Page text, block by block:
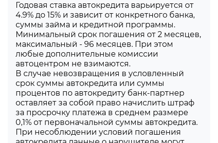
Годовая ставка автокредита варьируется от
4.9% до 15% и зависит от конкретного банка,
суммы займа и кредитной программы.
Минимальный срок погашения от 2 месяцев,
максимальный - 96 месяцев. При этом
любые дополнительные комиссии
автоцентром не взимаются.
В случае невозвращения в условленный
срок суммы автокредита или суммы
процентов по автокредиту банк-партнер
оставляет за собой право начислить штраф
за просрочку платежа в среднем размере
0,1% от первоначальной суммы автокредита.
При несоблюдении условий погашения